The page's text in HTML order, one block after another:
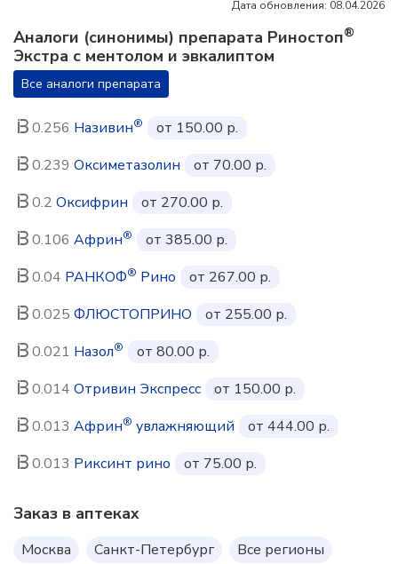
Дата обновления: 08.04.2026
Аналоги (синонимы) препарата Риностоп®
Экстра с ментолом и эвкалиптом
Все аналоги препарата
0.256 Називин®
от 150.00 р.
0.239 Оксиметазолин
от 70.00 р.
0.2 Оксифрин
от 270.00 р.
0.106 Африн®
от 385.00 р.
0.04 РАНКОФ® Рино
от 267.00 р.
0.025 ФЛЮСТОПРИНО
от 255.00 р.
0.021 Назол®
от 80.00 р.
0.014 Отривин Экспресс
от 150.00 р.
0.013 Африн® увлажняющий
от 444.00 р.
0.013 Риксинт рино от 75.00 р.
Заказ в аптеках
Москва Санкт-Петербург Все регионы